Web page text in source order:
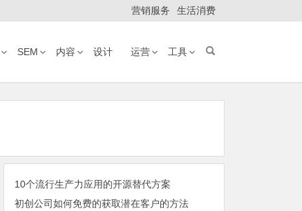
营销服务 生活消费
SEM 内容 设计 运营 工具
10个流行生产力应用的开源替代方案
初创公司如何免费的获取潜在客户的方法